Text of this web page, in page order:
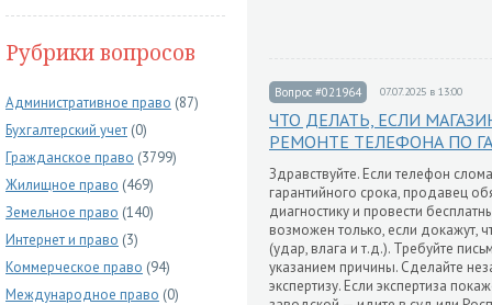
Рубрики вопросов
Административное право (87)
Бухгалтерский учет (0)
Гражданское право (3799)
Жилищное право (469)
Земельное право (140)
Интернет и право (3)
Коммерческое право (94)
Международное право (0)
Вопрос #021964 07.07.2025 в 13:00
ЧТО ДЕЛАТЬ, ЕСЛИ
РЕМОНТЕ ТЕЛЕФОНА ПО
Здравствуйте. Если телефон
гарантийного срока, продавец
диагностику и провести
возможен только, если докажут,
(удар, влага и т.д.). Требуйте
указанием причины. Сделайте
экспертизу. Если экспертиза